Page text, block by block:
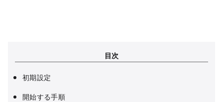
目次
初期設定
開始する手順